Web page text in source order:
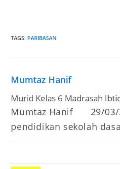
TAGS: PARIBASAN
Mumtaz Hanif
Murid Kelas 6 Madrasah
Post
Mumtaz Hanif
Post
29/
Post
category:
pendidikan sekolah